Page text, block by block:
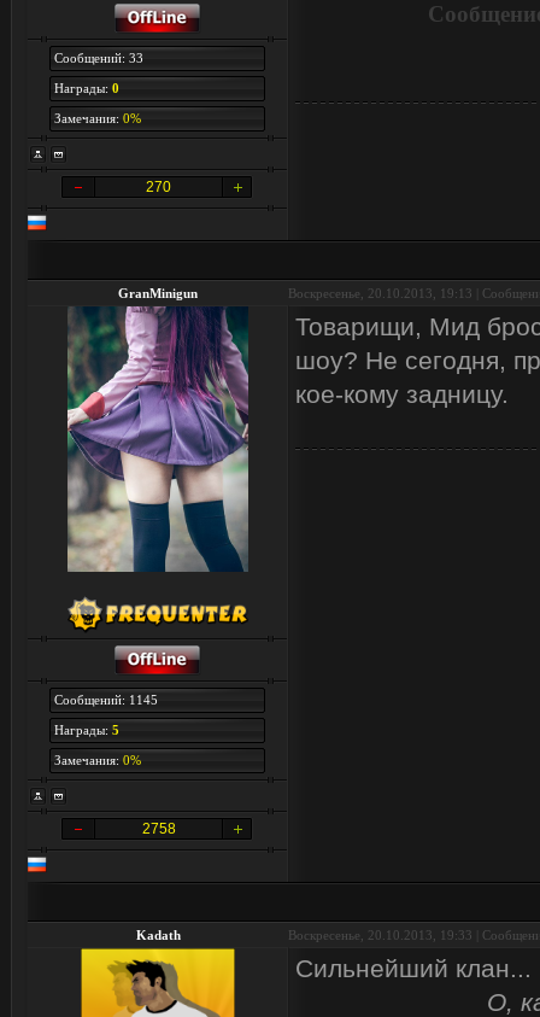
Сообщений: 33
Награды: 0
Замечания: 0%
270
GranMinigun Воскресенье, 20.10.2013, 19:13 |
Сообщений: 1145
Награды: 5
Замечания: 0%
2758
Товарищи, Мид
шоу? Не сегодня,
кое-кому задницу.
Kadath Воскресенье, 20.10.2013, 19:33 |
Сильнейший
О,